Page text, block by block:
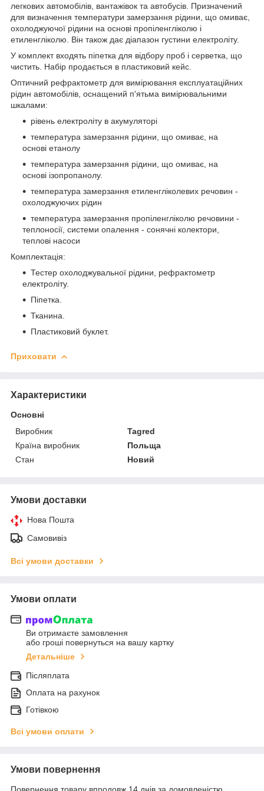
легкових автомобілів, вантажівок та автобусів. Призначений
для визначення температури замерзання рідини, що омиває,
охолоджуючої рідини на основі пропіленгліколю і
етиленгліколю. Він також дає діапазон густини електроліту.
У комплект входять піпетка для відбору проб і серветка, що
чистить. Набір продається в пластиковий кейс.
Оптичний рефрактометр для вимірювання експлуатаційних
рідин автомобілів, оснащений п'ятьма вимірювальними
шкалами:
рівень електроліту в акумуляторі
температура замерзання рідини, що омиває, на
основі етанолу
температура замерзання рідини, що омиває, на
основі ізопропанолу.
температура замерзання етиленгліколевих речовин -
охолоджуючих рідин
температура замерзання пропіленгліколю речовини -
теплоносії, системи опалення - сонячні колектори,
теплові насоси
Комплектація:
Тестер охолоджувальної рідини, рефрактометр
електроліту.
Піпетка.
Тканина.
Пластиковий буклет.
Приховати
Характеристики
Основні
Виробник
Tagred
Країна виробник
Польща
Стан
Новий
Умови доставки
Нова Пошта
Самовивіз
Всі умови доставки
Умови оплати
Ви отримаєте замовлення
або гроші повернуться на вашу картку
Детальніше
Післяплата
Оплата на рахунок
Готівкою
Всі умови оплати
Умови повернення